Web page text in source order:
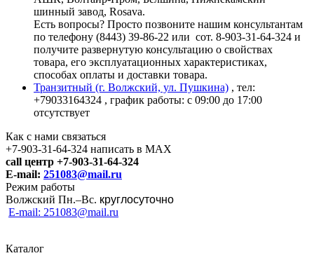
шинный завод, Rosava.
Есть вопросы? Просто позвоните нашим консультантам
по телефону (8443) 39-86-22 или сот. 8-903-31-64-324 и
получите развернутую консультацию о свойствах
товара, его эксплуатационных характеристиках,
способах оплаты и доставки товара.
Транзитный (г. Волжский, ул. Пушкина) , тел:
+79033164324 , график работы: с 09:00 до 17:00
отсутствует
Как с нами связаться
+7-903-31-64-324 написать в MAX
call центр +7-903-31-64-324
E-mail: 251083@mail.ru
Режим работы
Волжский Пн.–Вс. круглосуточно
E-mail: 251083@mail.ru
Каталог